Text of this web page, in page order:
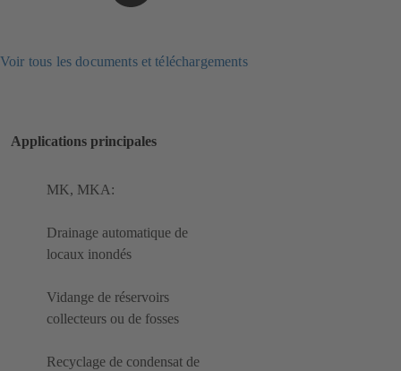
Voir tous les documents et téléchargements
Applications principales
MK, MKA:
Drainage automatique de
locaux inondés
Vidange de réservoirs
collecteurs ou de fosses
Recyclage de condensat de